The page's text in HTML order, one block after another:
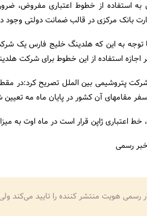
استفاده از خطوط اعتباری مفروض،
بانک مرکزی در قالب ضمانت دولتی وجود
توجه به این که هلدینگ خلیج فارس یک
اجازه استفاده از این خطوط برای شرکت
مقامهای آن کشور در پایان ماه مه
ژاپن قرار است در ماه اوت به میزان برآوردی 10
رسمی
رسمی هویت منتشر کننده را تایید